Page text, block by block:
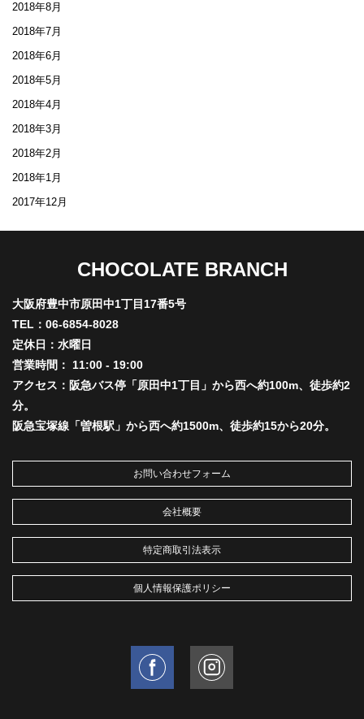
2018年8月
2018年7月
2018年6月
2018年5月
2018年4月
2018年3月
2018年2月
2018年1月
2017年12月
CHOCOLATE BRANCH
大阪府豊中市原田中1丁目17番5号
TEL：06-6854-8028
定休日：水曜日
営業時間： 11:00 - 19:00
アクセス：阪急バス停「原田中1丁目」から西へ約100m、徒歩約2
分。
阪急宝塚線「曽根駅」から西へ約1500m、徒歩約15から20分。
お問い合わせフォーム
会社概要
特定商取引法表示
個人情報保護ポリシー